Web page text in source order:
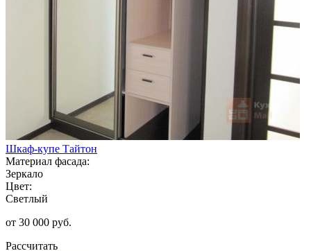
Шкаф-купе Тайтон
Материал фасада:
Зеркало
Цвет:
Светлый
от 30 000 руб.
Рассчитать